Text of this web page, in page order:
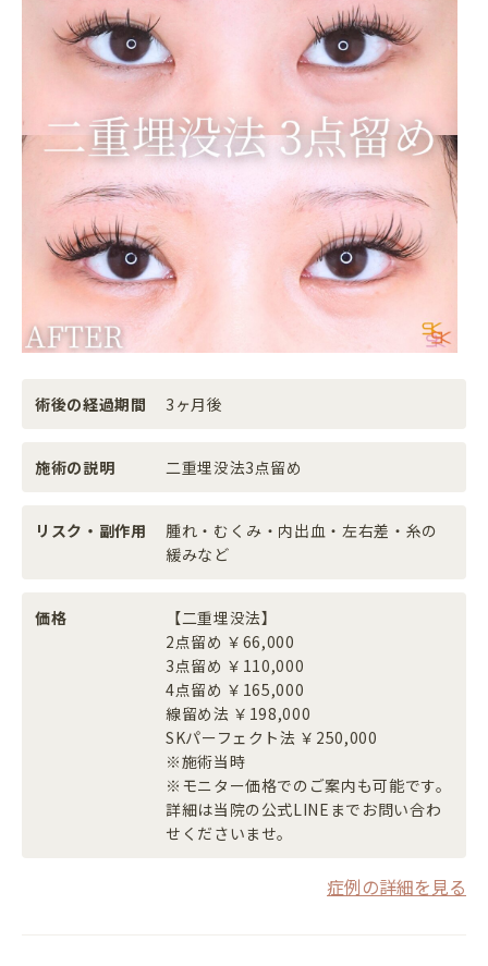
術後の経過期間 3ヶ月後
施術の説明 二重埋没法3点留め
リスク・副作用
腫れ・むくみ・内出血・左右差・糸の
緩みなど
価格
【二重埋没法】
2点留め ￥66,000
3点留め ￥110,000
4点留め ￥165,000
線留め法 ￥198,000
SKパーフェクト法 ￥250,000
※施術当時
※モニター価格でのご案内も可能です。
詳細は当院の公式LINEまでお問い合わ
せくださいませ。
症例の詳細を見る